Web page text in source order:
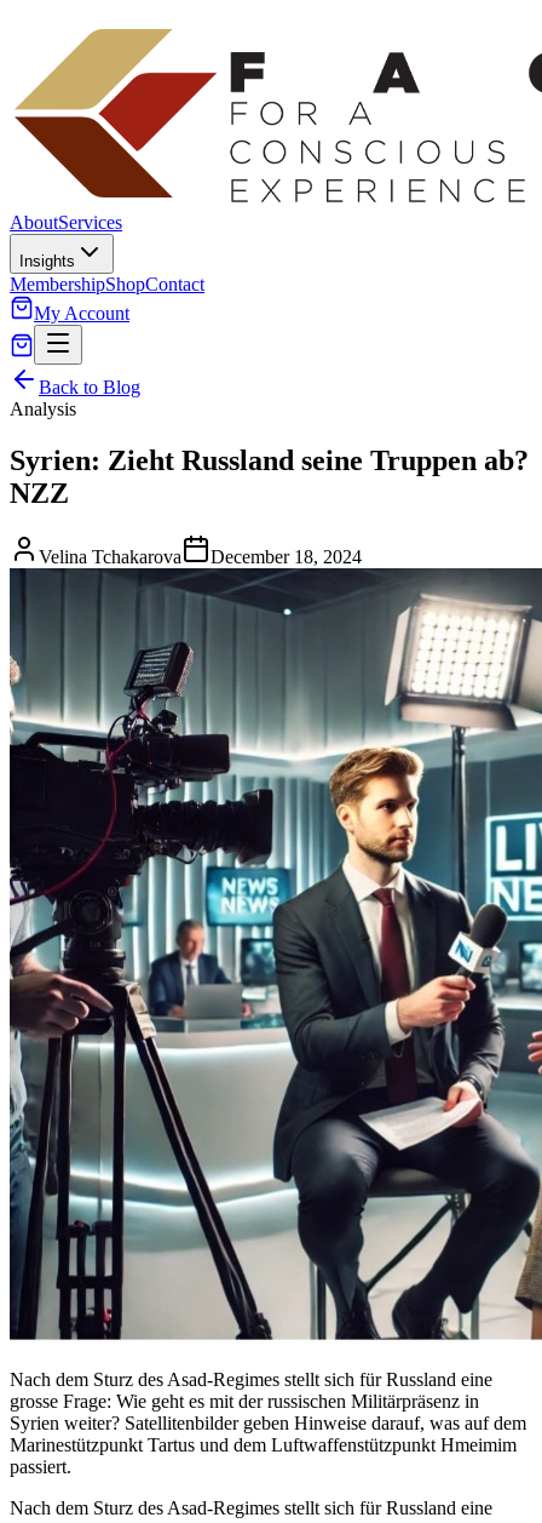
AboutServices
Insights
MembershipShopContact
My Account
Back to Blog
Analysis
Syrien: Zieht Russland seine Truppen ab?
NZZ
Velina Tchakarova December 18, 2024
Nach dem Sturz des Asad-Regimes stellt sich für Russland eine
grosse Frage: Wie geht es mit der russischen Militärpräsenz in
Syrien weiter? Satellitenbilder geben Hinweise darauf, was auf dem
Marinestützpunkt Tartus und dem Luftwaffenstützpunkt Hmeimim
passiert.
Nach dem Sturz des Asad-Regimes stellt sich für Russland eine